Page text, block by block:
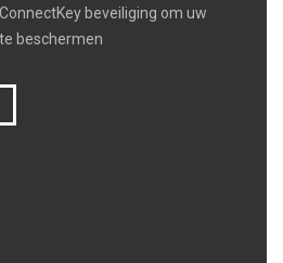
beveiliging om uw
beschermen